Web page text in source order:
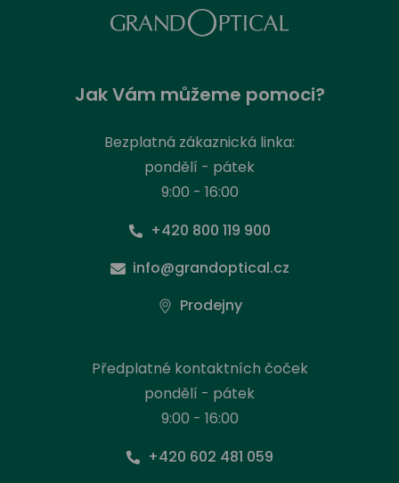
Jak Vám můžeme pomoci?
Bezplatná zákaznická linka:
pondělí - pátek
9:00 - 16:00
+420 800 119 900
info@grandoptical.cz
Prodejny
Předplatné kontaktních čoček
pondělí - pátek
9:00 - 16:00
+420 602 481 059